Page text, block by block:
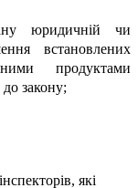
юридичній чи
встановлених
продуктами
закону;
які